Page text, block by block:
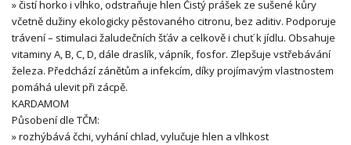
» čistí horko i vlhko, odstraňuje hlen Čistý prášek ze sušené kůry
včetně dužiny ekologicky pěstovaného citronu, bez aditiv. Podporuje
trávení – stimulaci žaludečních šťáv a celkově i chuť k jídlu. Obsahuje
vitaminy A, B, C, D, dále draslík, vápník, fosfor. Zlepšuje vstřebávání
železa. Předchází zánětům a infekcím, díky projímavým vlastnostem
pomáhá ulevit při zácpě.
KARDAMOM
Působení dle TČM:
» rozhýbává čchi, vyhání chlad, vylučuje hlen a vlhkost